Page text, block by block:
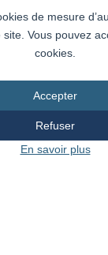
V
par
W
par X,
de mesure
Vous pouvez
cookies.
Accepter
Refuser
En savoir plus